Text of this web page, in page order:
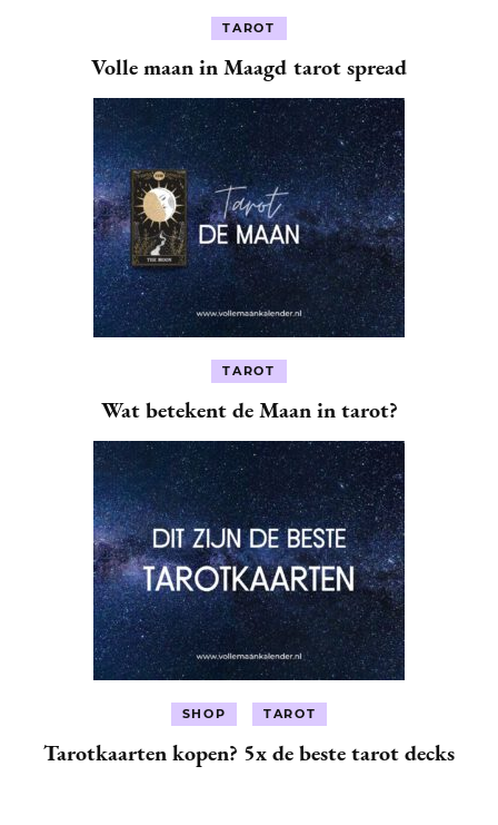
TAROT
Volle maan in Maagd tarot spread
TAROT
Wat betekent de Maan in tarot?
SHOP TAROT
Tarotkaarten kopen? 5x de beste tarot decks